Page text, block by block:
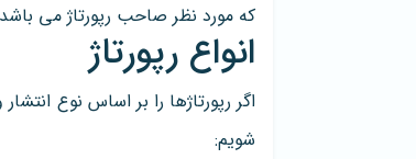
که مورد نظر صاحب رپورتاژ می
انواع رپورتاژ
شویم: